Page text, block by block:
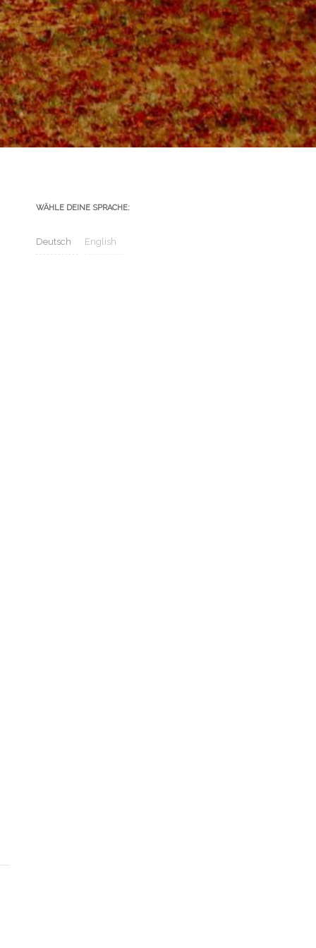
WÄHLE DEINE SPRACHE:
Deutsch English